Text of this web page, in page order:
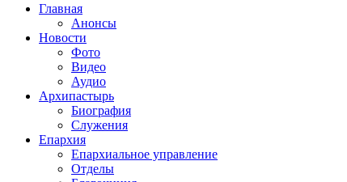
Главная
Анонсы
Новости
Фото
Видео
Аудио
Архипастырь
Биография
Служения
Епархия
Епархиальное управление
Отделы